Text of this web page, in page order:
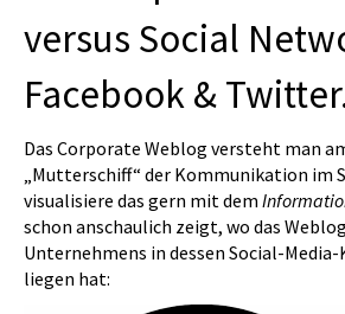
versus Social
Facebook &
Das Corporate Weblog versteht man
„Mutterschiff“ der Kommunikation im
visualisiere das gern mit dem
schon anschaulich zeigt, wo das
Unternehmens in dessen Social-
liegen hat: